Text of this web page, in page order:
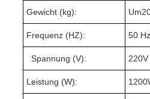
Gewicht (kg): Um
Frequenz (HZ): 50 Hz
Spannung (V): 220V
Leistung (W): 1200